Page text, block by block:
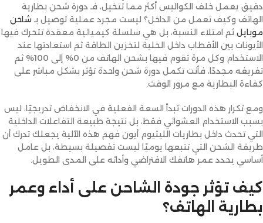
دقيق يعمل خلف الكواليس أكثر مما تتخيل، فـ دورة شحن بطارية
الهاتف وكيف تعمل من الداخل؟ ليست مجرد عملية توصيل بـ شاحن
موبايل ثم امتلاء النسبة، بل هي سلسلة كيميائية معقدة تتحرك فيها
الأيونات بين الأقطاب داخل الخلية لتخزين الطاقة ثم استعادتها عند
الاستخدام وكل مرة تقوم فيها بشحن الهاتف من 0% إلى 100% ثم
تفريغه مجددًا، فأنت تكمل دورة شحن واحدة تؤثر بشكل مباشر على
كفاءة البطارية مع مرور الوقت.
ومع تكرار هذه الدورات تبدأ السعة الفعلية في الانخفاض تدريجيًا، ليس
بسبب الاستخدام العشوائي فقط، بل نتيجة طبيعة التفاعلات الداخلية
التي تحدث داخل بطاريات الليثيوم أيون فهم هذه الآلية يجعلك تدرك أن
طريقة الشحن التي تتبعها يوميًا ليست تفصيلة بسيطة، بل عامل
أساسي يحدد عمر هاتفك الافتراضي وأدائه على المدى الطويل.
كيف تؤثر جودة الشاحن على أداء وعمر
بطارية الهاتف؟